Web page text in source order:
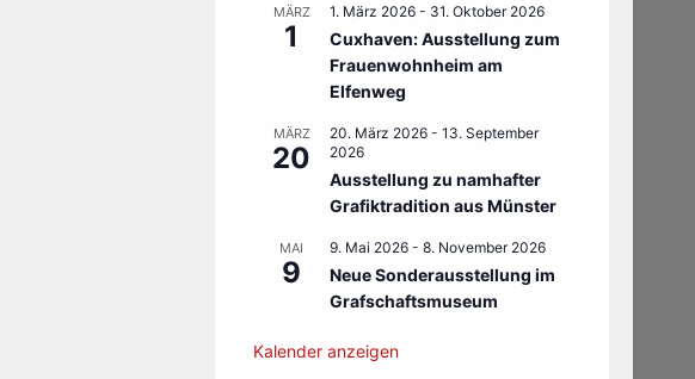
MÄRZ
1
1. März 2026 - 31. Oktober 2026
Cuxhaven: Ausstellung zum
Frauenwohnheim am
Elfenweg
MÄRZ
20
20. März 2026 - 13. September
2026
Ausstellung zu namhafter
Grafiktradition aus Münster
MAI
9
9. Mai 2026 - 8. November 2026
Neue Sonderausstellung im
Grafschaftsmuseum
Kalender anzeigen